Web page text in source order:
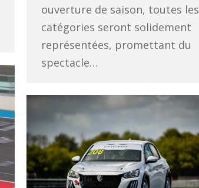
ouverture de saison, toutes les
catégories seront solidement
représentées, promettant du
spectacle…